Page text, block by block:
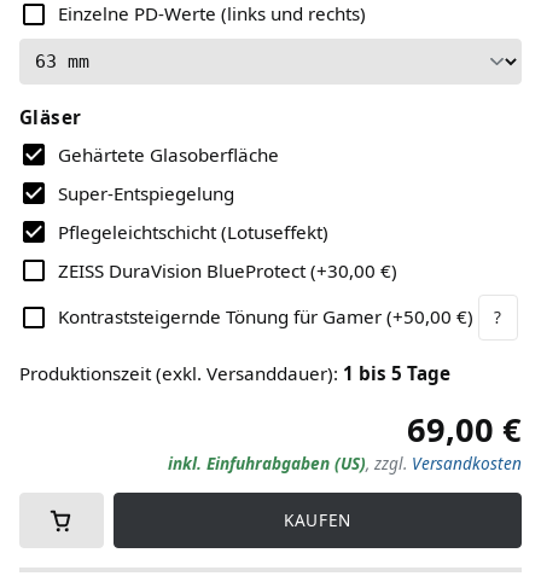
Einzelne PD-Werte (links und rechts)
Gläser
Gehärtete Glasoberfläche
Super-Entspiegelung
Pflegeleichtschicht (Lotuseffekt)
ZEISS DuraVision BlueProtect (+30,00 €)
Kontraststeigernde Tönung für Gamer (+50,00 €) ?
Produktionszeit (exkl. Versanddauer): 1 bis 5 Tage
69,00 €
inkl. Einfuhrabgaben (US), zzgl. Versandkosten
KAUFEN